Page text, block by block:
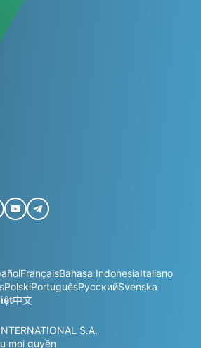
FrançaisBahasa IndonesiaItaliano
PolskiPortuguêsРусскийSvenska
中文
S.A.
mọi quyền